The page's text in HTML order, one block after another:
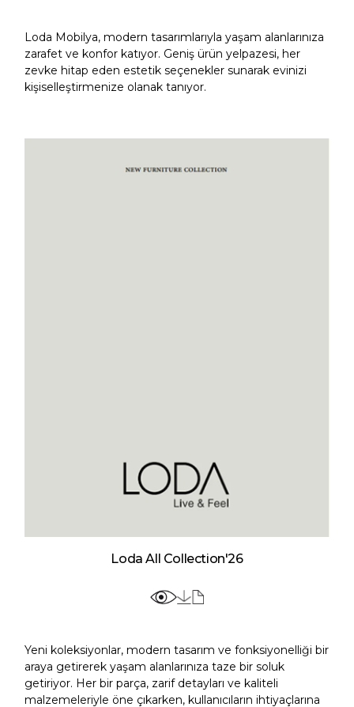
Loda Mobilya, modern tasarımlarıyla yaşam alanlarınıza
zarafet ve konfor katıyor. Geniş ürün yelpazesi, her
zevke hitap eden estetik seçenekler sunarak evinizi
kişiselleştirmenize olanak tanıyor.
Loda All Collection'26
Yeni koleksiyonlar, modern tasarım ve fonksiyonelliği bir
araya getirerek yaşam alanlarınıza taze bir soluk
getiriyor. Her bir parça, zarif detayları ve kaliteli
malzemeleriyle öne çıkarken, kullanıcıların ihtiyaçlarına